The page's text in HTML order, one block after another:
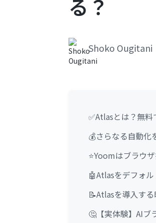
る？
Shoko Ougitani
✅Atlasとは？無
💰さらなる自動化
⭐Yoomはブラウ
🤖Atlasをデフォ
📝Atlasを導入す
🤔【実体験】AIブ